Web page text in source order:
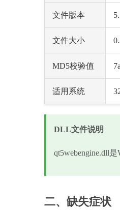
文件版本
文件大小
MD5校验值
适用系统
DLL文件说明
qt5webengine.dll
二、缺失症状